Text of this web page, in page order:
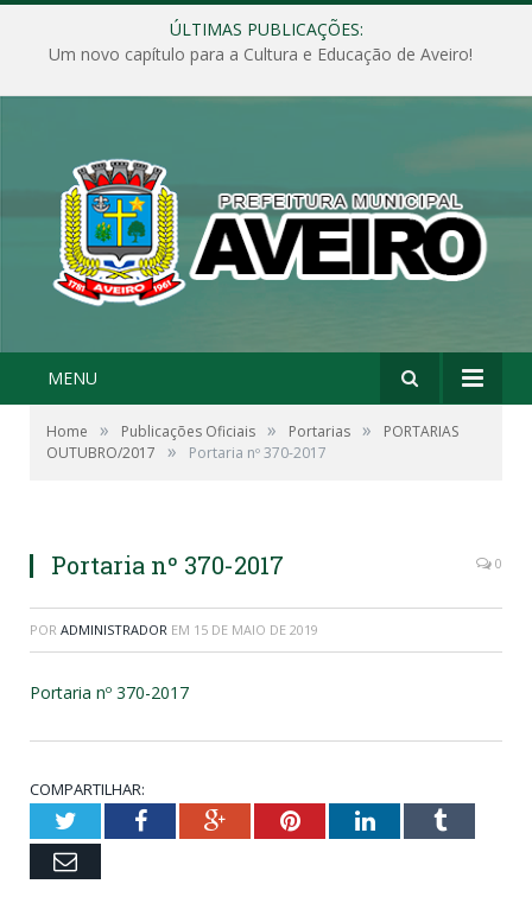
ÚLTIMAS PUBLICAÇÕES:
Um novo capítulo para a Cultura e Educação de Aveiro!
MENU
Home » Publicações Oficiais » Portarias »
PORTARIAS
OUTUBRO/2017
» Portaria nº 370-2017
Portaria nº 370-2017 0
POR ADMINISTRADOR EM 15 DE MAIO DE 2019
Portaria nº 370-2017
COMPARTILHAR:
TwitterFacebookGoogle+PinterestLinkedInTumblr
Email